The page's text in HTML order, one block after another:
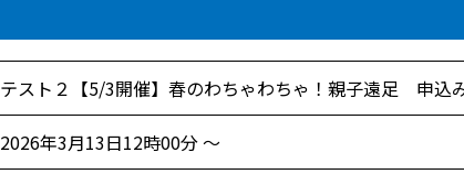
テスト２【5/3開催】春のわちゃわちゃ！親子遠足 申込
2026年3月13日12時00分 ～